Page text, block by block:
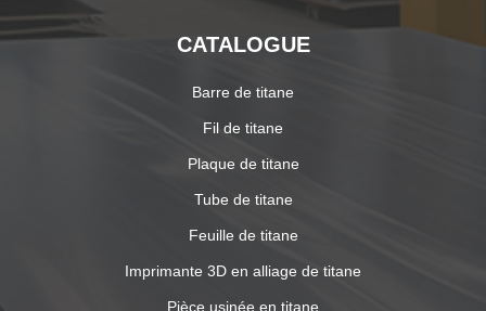
CATALOGUE
Barre de titane
Fil de titane
Plaque de titane
Tube de titane
Feuille de titane
Imprimante 3D en alliage de titane
Pièce usinée en titane